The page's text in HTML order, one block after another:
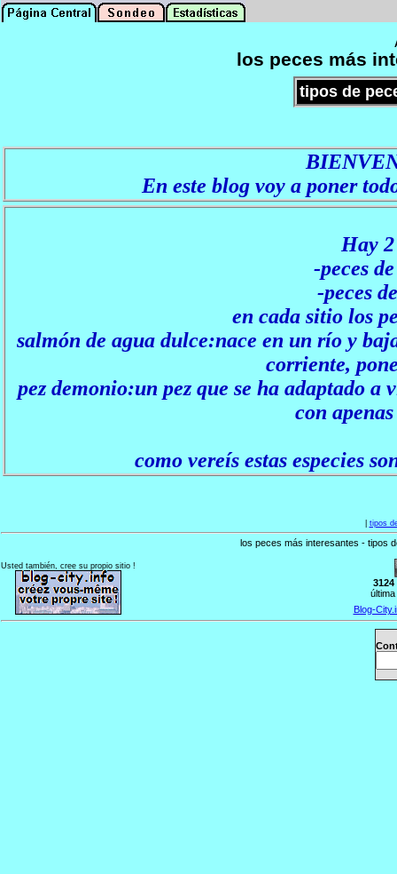
los peces más
tipos de
En este blog voy a poner
Hay
-peces
-peces
en cada sitio los
salmón de agua dulce:nace en un río y
corriente,
pez demonio:un pez que se ha adaptado
con
como vereís estas especies
tipos
Usted también, cree su propio sitio !
los peces más interesantes -
3124
Blog-